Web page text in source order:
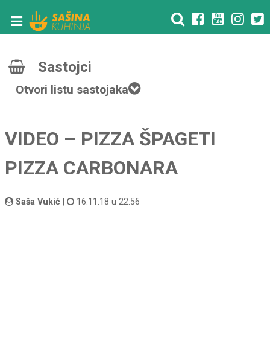
Sastojci
Otvori listu sastojaka
VIDEO – PIZZA ŠPAGETI
PIZZA CARBONARA
Saša Vukić 16.11.18 u 22:56